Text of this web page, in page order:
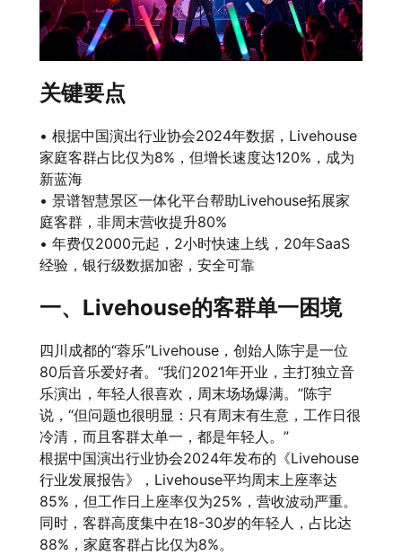
关键要点
• 根据中国演出行业协会2024年数据，Livehouse
家庭客群占比仅为8%，但增长速度达120%，成为
新蓝海
• 景谱智慧景区一体化平台帮助Livehouse拓展家
庭客群，非周末营收提升80%
• 年费仅2000元起，2小时快速上线，20年SaaS
经验，银行级数据加密，安全可靠
一、Livehouse的客群单一困境
四川成都的“蓉乐”Livehouse，创始人陈宇是一位
80后音乐爱好者。“我们2021年开业，主打独立音
乐演出，年轻人很喜欢，周末场场爆满。”陈宇
说，“但问题也很明显：只有周末有生意，工作日很
冷清，而且客群太单一，都是年轻人。”
根据中国演出行业协会2024年发布的《Livehouse
行业发展报告》，Livehouse平均周末上座率达
85%，但工作日上座率仅为25%，营收波动严重。
同时，客群高度集中在18-30岁的年轻人，占比达
88%，家庭客群占比仅为8%。